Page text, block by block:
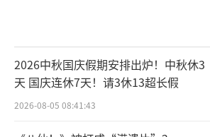
2026中秋国庆假期安排出炉！中秋休3
天 国庆连休7天！请3休13超长假
2026-08-05 08:41:43